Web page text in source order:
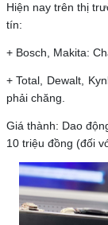
Hiện nay trên thị
tín:
+ Bosch, Makita:
+ Total, Dewalt,
phải chăng.
Giá thành: Dao
10 triệu đồng (đối